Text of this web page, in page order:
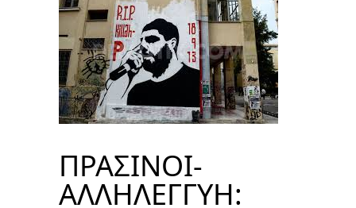
ΠΡΑΣΙΝΟΙ-
ΑΛΛΗΛΕΓΓΥΗ: